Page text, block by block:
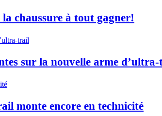
chaussure à tout gagner!
sur la nouvelle arme
monte encore en technicité